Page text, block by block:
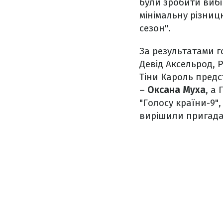
мінімальну
сезон".
За результатами
Девід Аксельрод,
Тіни Кароль
– Оксана Муха, а
"Голосу країни-
вирішили